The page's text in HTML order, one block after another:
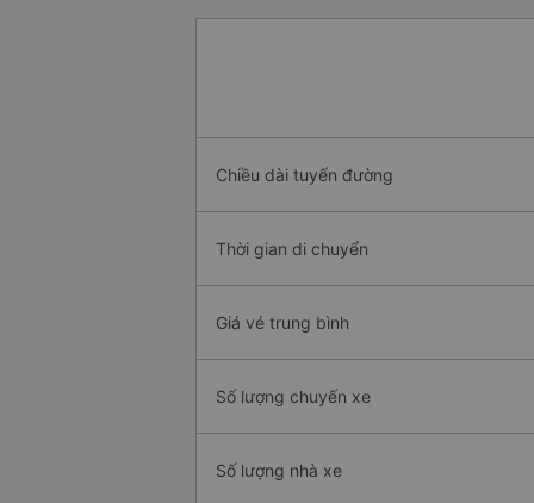
Chiều dài tuyến đường
Thời gian di chuyển
Giá vé trung bình
Số lượng chuyến xe
Số lượng nhà xe